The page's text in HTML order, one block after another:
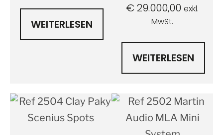
WEITERLESEN
€29.000,00 exkl.
MwSt.
WEITERLESEN